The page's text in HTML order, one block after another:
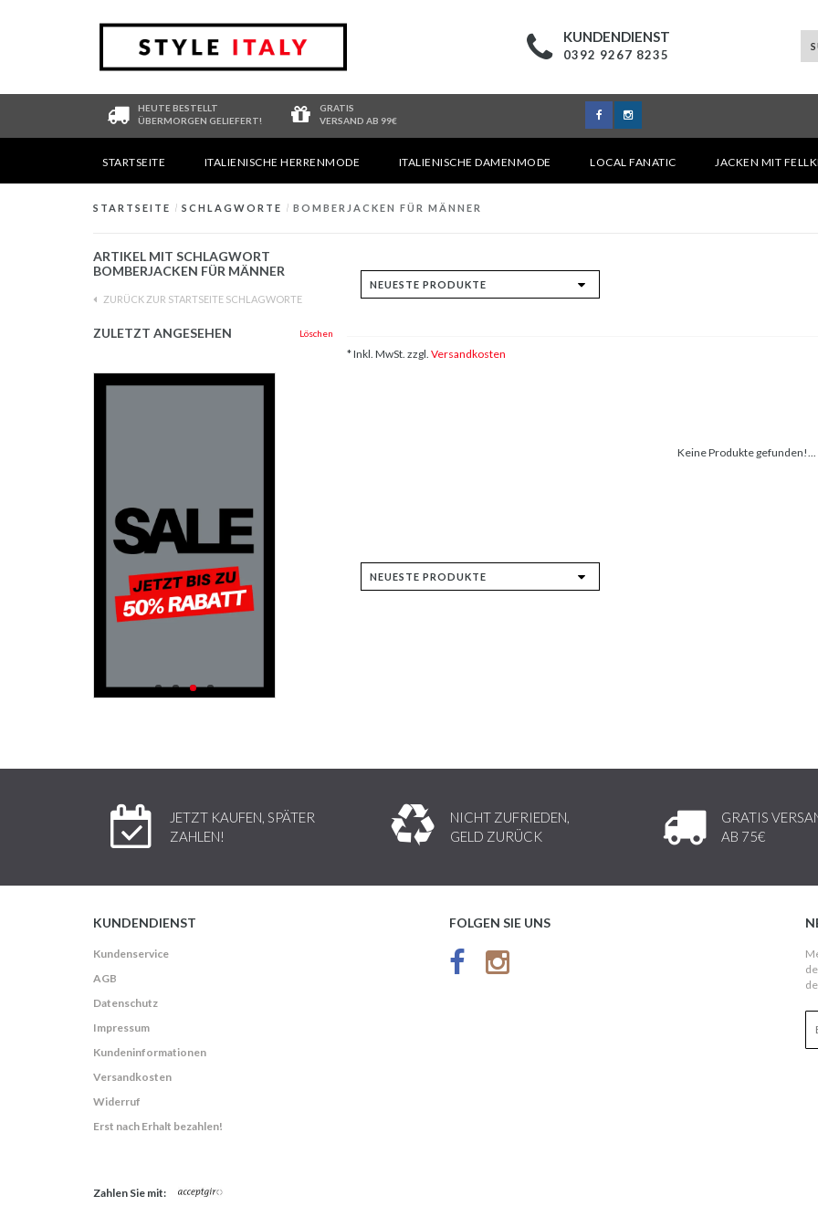
KUNDENDIENST
0392 9267 8235
HEUTE BESTELLT
ÜBERMORGEN GELIEFERT!
GRATIS
VERSAND AB 99€
STARTSEITE ITALIENISCHE HERRENMODE ITALIENISCHE DAMENMODE LOCAL FANATIC JACKEN MIT
STARTSEITE / SCHLAGWORTE / BOMBERJACKEN FÜR MÄNNER
ARTIKEL MIT SCHLAGWORT
BOMBERJACKEN FÜR MÄNNER
ZURÜCK ZUR STARTSEITE SCHLAGWORTE
ZULETZT ANGESEHEN Löschen
* Inkl. MwSt. zzgl. Versandkosten
Keine Produkte gefunden!...
JETZT KAUFEN, SPÄTER
ZAHLEN!
NICHT ZUFRIEDEN,
GELD ZURÜCK
GRATIS
AB 75€
KUNDENDIENST
Kundenservice
AGB
Datenschutz
Impressum
Kundeninformationen
Versandkosten
Widerruf
Erst nach Erhalt bezahlen!
FOLGEN SIE UNS
Zahlen Sie mit: